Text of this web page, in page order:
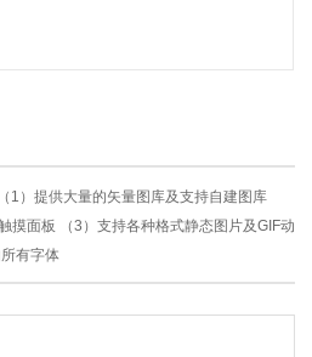
1）提供大量的矢量图库及支持自建图库
摸面板 （3）支持各种格式静态图片及GIF动
有字体